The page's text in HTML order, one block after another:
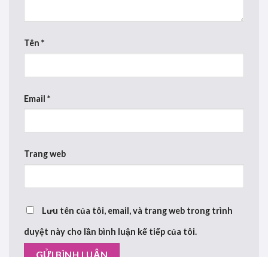
Tên *
Email *
Trang web
Lưu tên của tôi, email, và trang web trong trình
duyệt này cho lần bình luận kế tiếp của tôi.